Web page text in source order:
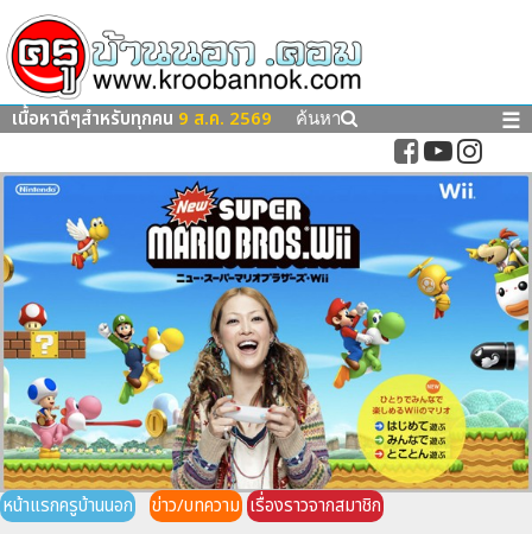
เนื้อหาดีๆสำหรับทุกคน 9 ส.ค. 2569 ค้นหา ☰
หน้าแรกครูบ้านนอก ข่าว/บทความ เรื่องราวจากสมาชิก